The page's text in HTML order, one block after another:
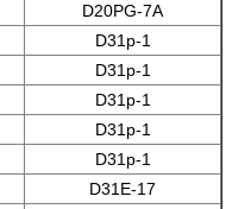
D20PG-7A
D31p-1
D31p-1
D31p-1
D31p-1
D31p-1
D31E-17